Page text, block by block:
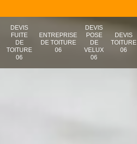
DEVIS
FUITE
DE
TOITURE
06
ENTREPRISE
DE TOITURE
06
DEVIS
POSE
DE
VELUX
06
DEVIS
TOITURE
06